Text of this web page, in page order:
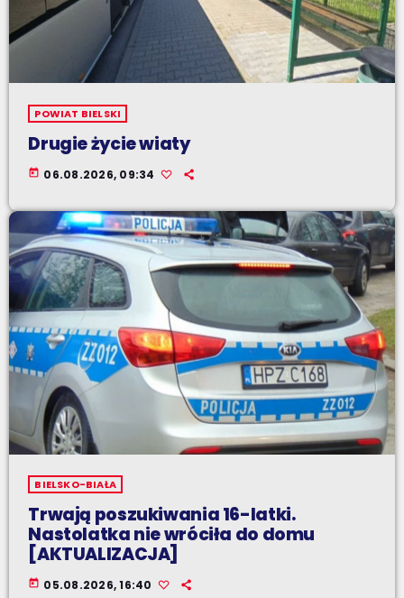
POWIAT BIELSKI
Drugie życie wiaty
today 06.08.2026, 09:34
BIELSKO-BIAŁA
Trwają poszukiwania 16-latki.
Nastolatka nie wróciła do domu
[AKTUALIZACJA]
today 05.08.2026, 16:40